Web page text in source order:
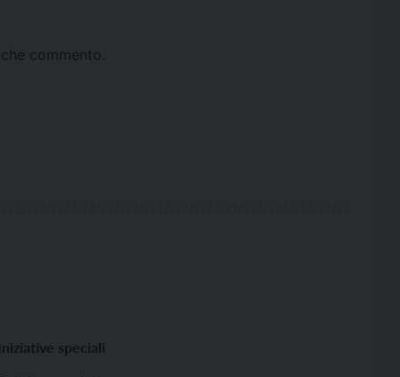
commento.
Iniziative speciali